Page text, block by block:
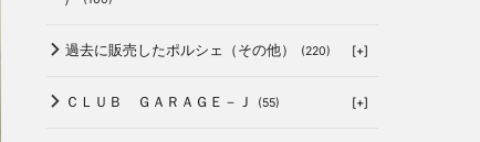
過去に販売したポルシェ（その他） (220) [+]
ＣＬＵＢ ＧＡＲＡＧＥ－Ｊ (55) [+]